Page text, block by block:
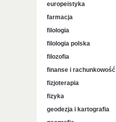
europeistyka
farmacja
filologia
filologia polska
filozofia
finanse i rachunkowość
fizjoterapia
fizyka
geodezja i kartografia